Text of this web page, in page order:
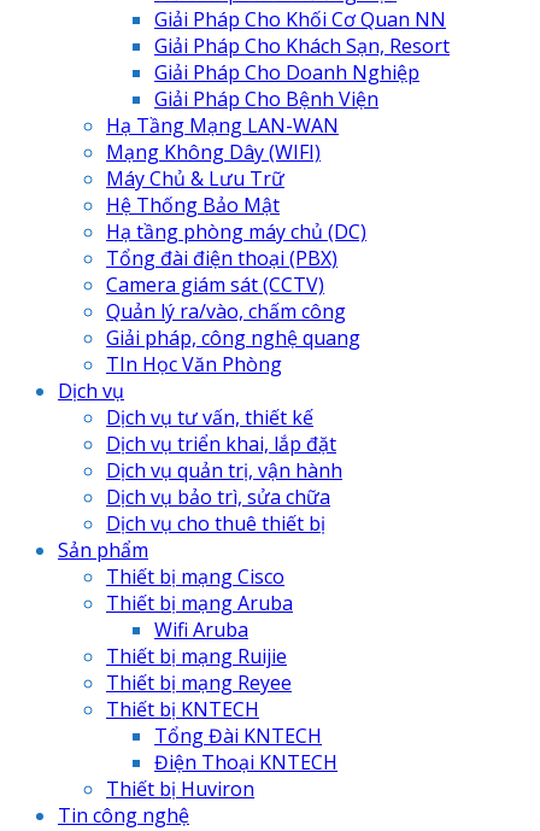
Giải Pháp Cho Khối Cơ Quan NN
Giải Pháp Cho Khách Sạn, Resort
Giải Pháp Cho Doanh Nghiệp
Giải Pháp Cho Bệnh Viện
Hạ Tầng Mạng LAN-WAN
Mạng Không Dây (WIFI)
Máy Chủ & Lưu Trữ
Hệ Thống Bảo Mật
Hạ tầng phòng máy chủ (DC)
Tổng đài điện thoại (PBX)
Camera giám sát (CCTV)
Quản lý ra/vào, chấm công
Giải pháp, công nghệ quang
TIn Học Văn Phòng
Dịch vụ
Dịch vụ tư vấn, thiết kế
Dịch vụ triển khai, lắp đặt
Dịch vụ quản trị, vận hành
Dịch vụ bảo trì, sửa chữa
Dịch vụ cho thuê thiết bị
Sản phẩm
Thiết bị mạng Cisco
Thiết bị mạng Aruba
Wifi Aruba
Thiết bị mạng Ruijie
Thiết bị mạng Reyee
Thiết bị KNTECH
Tổng Đài KNTECH
Điện Thoại KNTECH
Thiết bị Huviron
Tin công nghệ